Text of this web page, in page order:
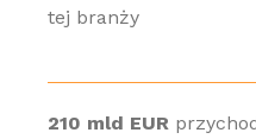
tej branży
210 mld EUR